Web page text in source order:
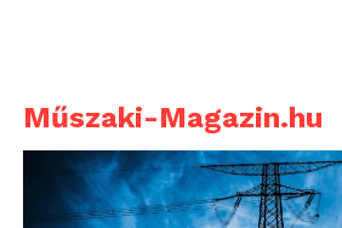
Műszaki-Magazin.hu